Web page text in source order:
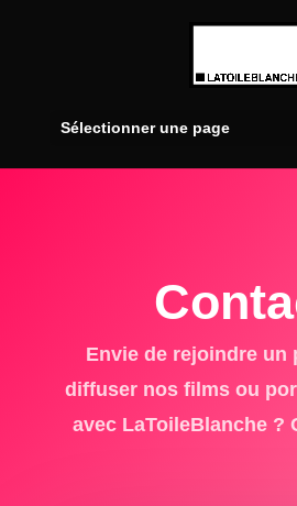
Sélectionner une page
Envie de rejoindre un
diffuser nos films ou
avec LaToileBlanche ?